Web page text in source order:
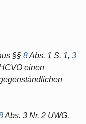
§§ 8Abs. 1 S. 1, 3
einen
Abs. 3 Nr. 2 UWG.